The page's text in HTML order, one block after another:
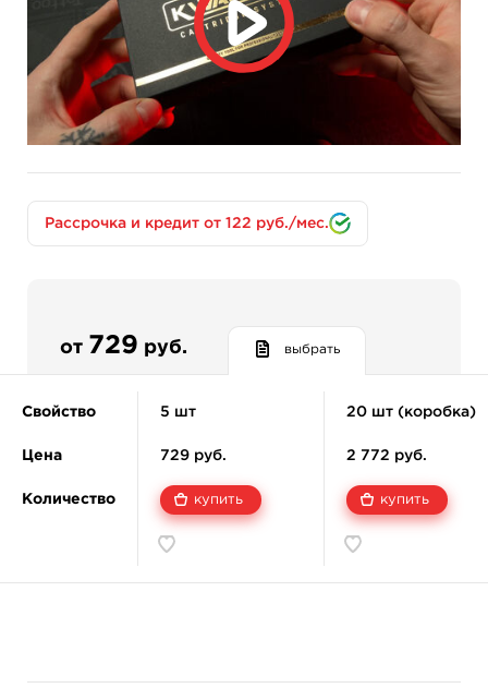
В коробке 20 шт.
Картриджи KWADRON™ – это высокое качество
производства и идеальная балансировка иглы,
благодаря которой вы навсегда забудете про люфт
иглы в носике, а работать станет намного приятнее и
комфортнее.
Рассрочка и кредит от 122 руб./мес.
от 729 руб. выбрать
Свойство
Цена
Количество
5 шт
729 руб.
купить
20 шт (коробка)
2 772 руб.
купить